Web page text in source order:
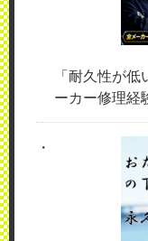
「耐久性が
ーカー修理経